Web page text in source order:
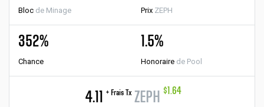
Bloc de Minage Prix ZEPH
352%
Chance
1.5%
Honoraire de Pool
4.11 + Frais Tx ZEPH $1.64